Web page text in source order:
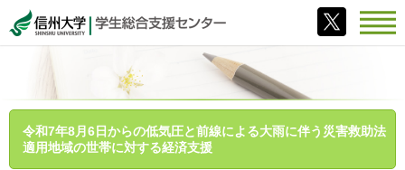
令和7年8月6日からの低気圧と前線による大雨に伴う災害救助法
適用地域の世帯に対する経済支援